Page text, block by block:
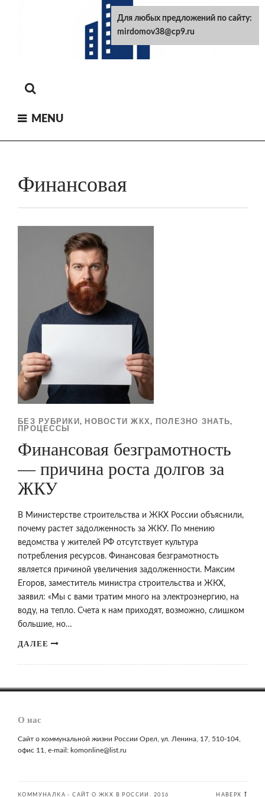
MENU
Финансовая
БЕЗ РУБРИКИ , НОВОСТИ ЖКХ, ПОЛЕЗНО ЗНАТЬ,
ПРОЦЕССЫ
Финансовая безграмотность
— причина роста долгов за
ЖКУ
В Министерстве строительства и ЖКХ России объяснили,
почему растет задолженность за ЖКУ. По мнению
ведомства у жителей РФ отсутствует культура
потребления ресурсов. Финансовая безграмотность
является причиной увеличения задолженности. Максим
Егоров, заместитель министра строительства и ЖКХ,
заявил: «Мы с вами тратим много на электроэнергию, на
воду, на тепло. Счета к нам приходят, возможно, слишком
большие, но…
ДАЛЕЕ
О нас
Сайт о коммунальной жизни России Орел, ул. Ленина, 17, 510-104,
офис 11, e-mail: komonline@list.ru
КОММУНАЛКА - САЙТ О ЖКХ В РОССИИ. 2016 НАВЕРХ
Для любых предложений по сайту:
mirdomov38@cp9.ru